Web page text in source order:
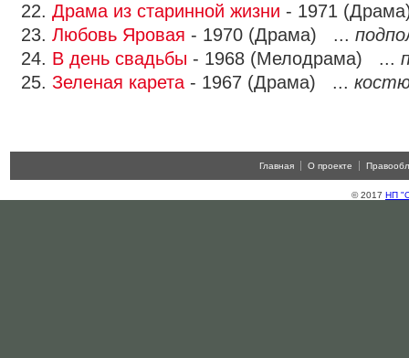
22. Драма из старинной жизни - 1971
23. Любовь Яровая - 1970 (Драма) ...
24. В день свадьбы - 1968 (Мелодрама) ...
25. Зеленая карета - 1967 (Драма) ...
Главная О проекте
© 2017 НП